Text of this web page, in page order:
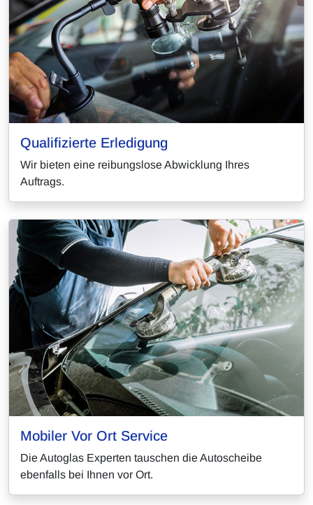
Qualifizierte Erledigung
Wir bieten eine reibungslose Abwicklung Ihres
Auftrags.
Mobiler Vor Ort Service
Die Autoglas Experten tauschen die Autoscheibe
ebenfalls bei Ihnen vor Ort.